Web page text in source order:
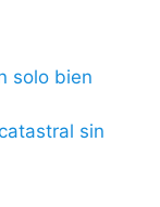
solo bien
sin